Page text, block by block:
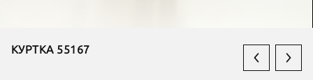
КУРТКА 55167